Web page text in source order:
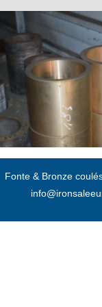
Passer
au
contenu
Fonte & Bronze